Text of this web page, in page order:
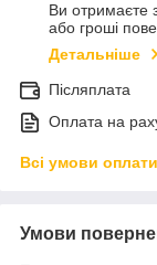
Ви отримаєте
або гроші
Детальніше
Післяплата
Оплата на
Всі умови оплати
Умови